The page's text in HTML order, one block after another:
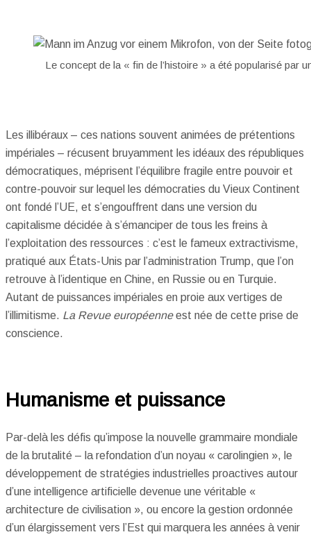
Le concept de la « fin de l’histoire » a été popularisé par
Les illibéraux – ces nations souvent animées de prétentions
impériales – récusent bruyamment les idéaux des républiques
démocratiques, méprisent l’équilibre fragile entre pouvoir et
contre-pouvoir sur lequel les démocraties du Vieux Continent
ont fondé l’UE, et s’engouffrent dans une version du
capitalisme décidée à s’émanciper de tous les freins à
l’exploitation des ressources : c’est le fameux extractivisme,
pratiqué aux États-Unis par l’administration Trump, que l’on
retrouve à l’identique en Chine, en Russie ou en Turquie.
Autant de puissances impériales en proie aux vertiges de
l’illimitisme. La Revue européenneest née de cette prise de
conscience.
Humanisme et puissance
Par-delà les défis qu’impose la nouvelle grammaire mondiale
de la brutalité – la refondation d’un noyau « carolingien », le
développement de stratégies industrielles proactives autour
d’une intelligence artificielle devenue une véritable «
architecture de civilisation », ou encore la gestion ordonnée
d’un élargissement vers l’Est qui marquera les années à venir